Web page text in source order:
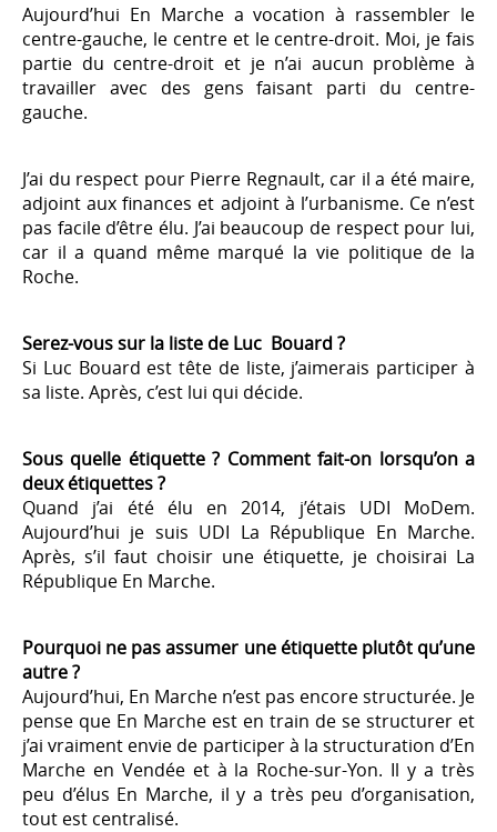
Aujourd’hui En Marche a vocation à rassembler le
centre-gauche, le centre et le centre-droit. Moi, je fais
partie du centre-droit et je n’ai aucun problème à
travailler avec des gens faisant parti du centre-
gauche.
J’ai du respect pour Pierre Regnault, car il a été maire,
adjoint aux finances et adjoint à l’urbanisme. Ce n’est
pas facile d’être élu. J’ai beaucoup de respect pour lui,
car il a quand même marqué la vie politique de la
Roche.
Serez-vous sur la liste de Luc Bouard ?
Si Luc Bouard est tête de liste, j’aimerais participer à
sa liste. Après, c’est lui qui décide.
Sous quelle étiquette ? Comment fait-on lorsqu’on a
deux étiquettes ?
Quand j’ai été élu en 2014, j’étais UDI MoDem.
Aujourd’hui je suis UDI La République En Marche.
Après, s’il faut choisir une étiquette, je choisirai La
République En Marche.
Pourquoi ne pas assumer une étiquette plutôt qu’une
autre ?
Aujourd’hui, En Marche n’est pas encore structurée. Je
pense que En Marche est en train de se structurer et
j’ai vraiment envie de participer à la structuration d’En
Marche en Vendée et à la Roche-sur-Yon. Il y a très
peu d’élus En Marche, il y a très peu d’organisation,
tout est centralisé.